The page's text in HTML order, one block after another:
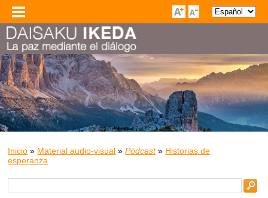
Inicio » Material audio-visual »Pódcast» Historias de
esperanza